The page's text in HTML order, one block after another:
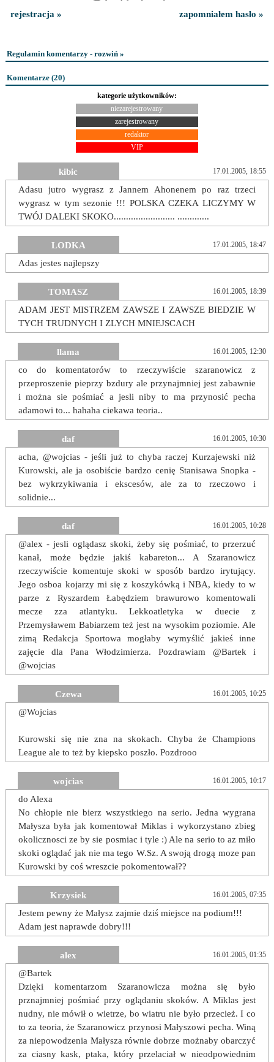
rejestracja » zapomniałem hasło »
Regulamin komentarzy - rozwiń »
Komentarze (20)
kategorie użytkowników:
niezarejestrowany
zarejestrowany
redaktor
VIP
kibic 17.01.2005, 18:55
Adasu jutro wygrasz z Jannem Ahonenem po raz trzeci
wygrasz w tym sezonie !!! POLSKA CZEKA LICZYMY W
TWÓJ DALEKI SKOKO......................... .............
LODKA 17.01.2005, 18:47
Adas jestes najlepszy
TOMASZ 16.01.2005, 18:39
ADAM JEST MISTRZEM ZAWSZE I ZAWSZE BIEDZIE W
TYCH TRUDNYCH I ZLYCH MNIEJSCACH
llama 16.01.2005, 12:30
co do komentatorów to rzeczywiście szaranowicz z
przeproszenie pieprzy bzdury ale przynajmniej jest zabawnie
i można sie pośmiać a jesli niby to ma przynosić pecha
adamowi to... hahaha ciekawa teoria..
daf 16.01.2005, 10:30
acha, @wojcias - jeśli już to chyba raczej Kurzajewski niż
Kurowski, ale ja osobiście bardzo cenię Stanisawa Snopka -
bez wykrzykiwania i ekscesów, ale za to rzeczowo i
solidnie...
daf 16.01.2005, 10:28
@alex - jesli oglądasz skoki, żeby się pośmiać, to przerzuć
kanał, może będzie jakiś kabareton... A Szaranowicz
rzeczywiście komentuje skoki w sposób bardzo irytujący.
Jego osboa kojarzy mi się z koszykówką i NBA, kiedy to w
parze z Ryszardem Łabędziem brawurowo komentowali
mecze zza atlantyku. Lekkoatletyka w duecie z
Przemysławem Babiarzem też jest na wysokim poziomie. Ale
zimą Redakcja Sportowa mogłaby wymyślić jakieś inne
zajęcie dla Pana Włodzimierza. Pozdrawiam @Bartek i
@wojcias
Czewa 16.01.2005, 10:25
@Wojcias
Kurowski się nie zna na skokach. Chyba że Champions
League ale to też by kiepsko poszło. Pozdrooo
wojcias 16.01.2005, 10:17
do Alexa
No chłopie nie bierz wszystkiego na serio. Jedna wygrana
Małysza była jak komentował Miklas i wykorzystano zbieg
okolicznosci ze by sie posmiac i tyle :) Ale na serio to az miło
skoki oglądać jak nie ma tego W.Sz. A swoją drogą moze pan
Kurowski by coś wreszcie pokomentował??
Krzysiek 16.01.2005, 07:35
Jestem pewny że Małysz zajmie dziś miejsce na podium!!!
Adam jest naprawde dobry!!!
alex 16.01.2005, 01:35
@Bartek
Dzięki komentarzom Szaranowicza można się było
prznajmniej pośmiać przy oglądaniu skoków. A Miklas jest
nudny, nie mówił o wietrze, bo wiatru nie było przecież. I co
to za teoria, że Szaranowicz przynosi Małyszowi pecha. Winą
za niepowodzenia Małysza równie dobrze możnaby obarczyć
za ciasny kask, ptaka, który przelaciał w nieodpowiednim